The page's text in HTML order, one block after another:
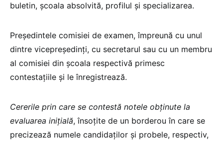
buletin, școala absolvită, profilul și specializarea.
Președintele comisiei de examen, împreună cu unul
dintre vicepreședinți, cu secretarul sau cu un membru
al comisiei din școala respectivă primesc
contestațiile și le înregistrează.
Cererile prin care se contestă notele obținute la
evaluarea inițială, însoțite de un borderou în care se
precizează numele candidaților și probele, respectiv,